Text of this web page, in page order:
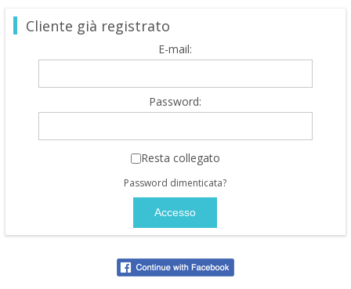
Cliente già registrato
E-mail:
Password:
Resta collegato
Password dimenticata?